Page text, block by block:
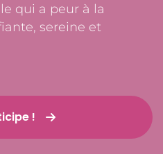
qui a peur à la
sereine et
!